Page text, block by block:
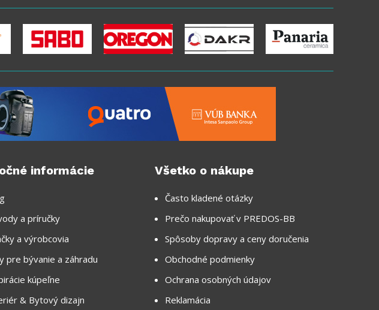
informácie
a príručky
a výrobcovia
pre bývanie a záhradu
kúpeľne
& Bytový dizajn
Všetko o nákupe
Často kladené otázky
Prečo nakupovať v PREDOS-BB
Spôsoby dopravy a ceny doručenia
Obchodné podmienky
Ochrana osobných údajov
Reklamácia